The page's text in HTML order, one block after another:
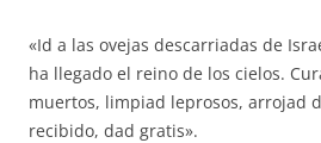
«Id a las ovejas descarriadas de
ha llegado el reino de los cielos.
muertos, limpiad leprosos, arrojad
recibido, dad gratis».